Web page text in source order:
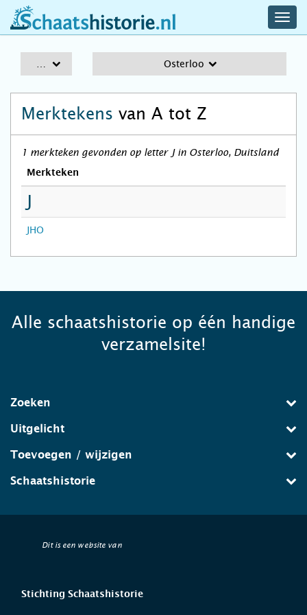
schaatshistorie.nl
Osterloo
Merktekens van A tot Z
1 merkteken gevonden op letter J in Osterloo, Duitsland
Merkteken
J
JHO
Alle schaatshistorie op één handige
verzamelsite!
Zoeken
Uitgelicht
Toevoegen / wijzigen
Schaatshistorie
Dit is een website van
Stichting Schaatshistorie